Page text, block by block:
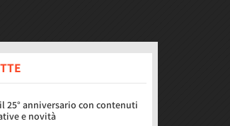
25° anniversario con contenuti
e novità